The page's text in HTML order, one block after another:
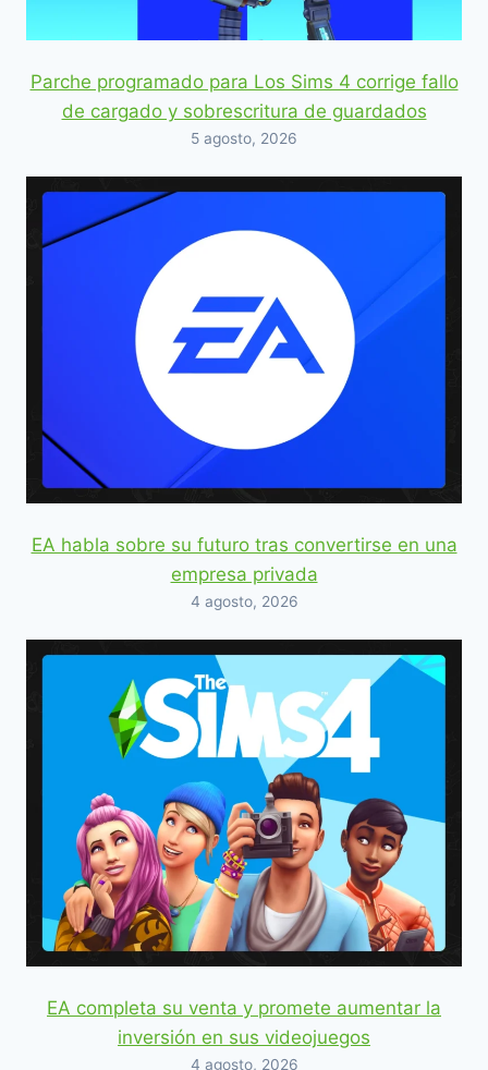
Parche programado para Los Sims 4 corrige fallo
de cargado y sobrescritura de guardados
5 agosto, 2026
EA habla sobre su futuro tras convertirse en una
empresa privada
4 agosto, 2026
EA completa su venta y promete aumentar la
inversión en sus videojuegos
4 agosto, 2026